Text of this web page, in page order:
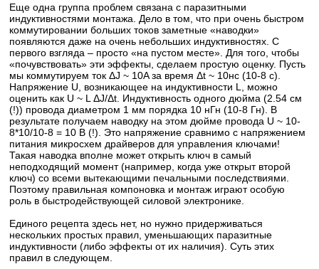
Еще одна группа проблем связана с паразитными
индуктивностями монтажа. Дело в том, что при очень быстром
коммутировании больших токов заметные «наводки»
появляются даже на очень небольших индуктивностях. С
первого взгляда – просто «на пустом месте». Для того, чтобы
«почувствовать» эти эффекты, сделаем простую оценку. Пусть
мы коммутируем ток ΔJ ~ 10A за время Δt ~ 10нс (10-8 с).
Напряжение U, возникающее на индуктивности L, можно
оценить как U ~ L ΔJ/Δt. Индуктивность одного дюйма (2.54 см
(!)) провода диаметром 1 мм порядка 10 нГн (10-8 Гн). В
результате получаем наводку на этом дюйме провода U ~ 10-
8*10/10-8 = 10 В (!). Это напряжение сравнимо с напряжением
питания микросхем драйверов для управления ключами!
Такая наводка вполне может открыть ключ в самый
неподходящий момент (например, когда уже открыт второй
ключ) со всеми вытекающими печальными последствиями.
Поэтому правильная компоновка и монтаж играют особую
роль в быстродействующей силовой электронике.
Единого рецепта здесь нет, но нужно придерживаться
нескольких простых правил, уменьшающих паразитные
индуктивности (либо эффекты от их наличия). Суть этих
правил в следующем.